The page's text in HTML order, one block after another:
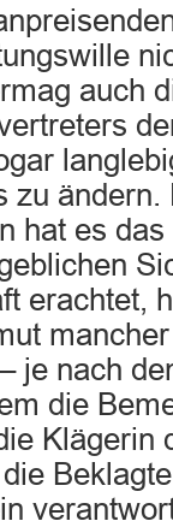
auch
zu ändern.
hat es
erachtet,
je nach
die
Klägerin